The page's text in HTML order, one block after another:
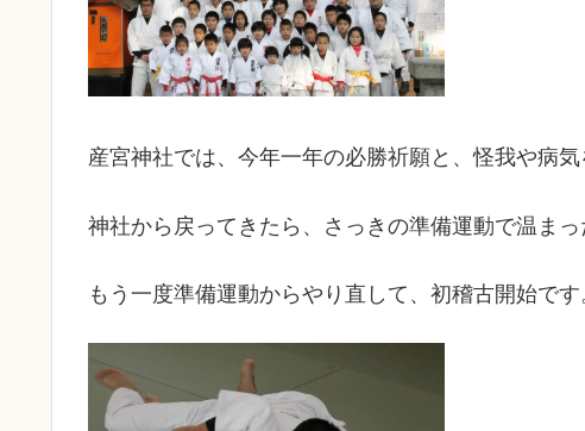
産宮神社では、今年一年の必勝祈願と、怪我や病
神社から戻ってきたら、さっきの準備運動で温ま
もう一度準備運動からやり直して、初稽古開始です